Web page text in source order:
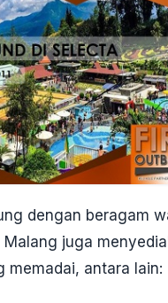
dengan beragam
Malang juga
memadai, antara lain: